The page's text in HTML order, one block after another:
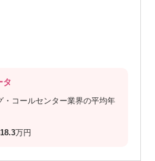
タ
・コールセンター業界の平均年
万円